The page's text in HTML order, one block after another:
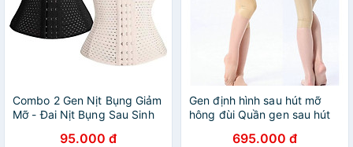
Combo 2 Gen Nịt Bụng Giảm
Mỡ - Đai Nịt Bụng Sau Sinh
95.000 đ
Gen định hình sau hút mỡ
hông đùi Quần gen sau hút
695.000 đ